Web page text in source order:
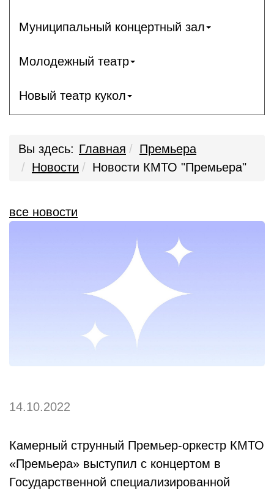
Муниципальный концертный зал
Молодежный театр
Новый театр кукол
Вы здесь: Главная
Премьера
Новости
Новости КМТО "Премьера"
все новости
14.10.2022
Камерный струнный Премьер-оркестр КМТО
«Премьера» выступил с концертом в
Государственной специализированной